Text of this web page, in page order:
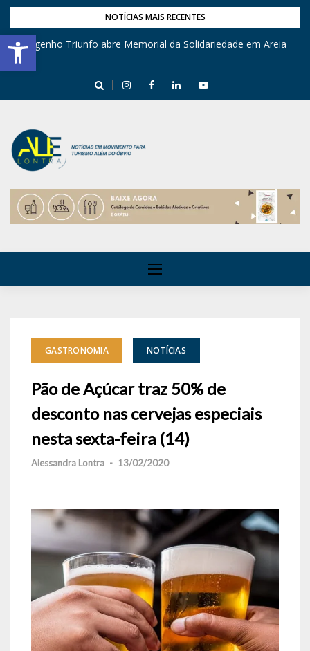
Barra de Ferramentas Aberta
NOTÍCIAS MAIS RECENTES
Engenho Triunfo abre Memorial da Solidariedade em Areia
GASTRONOMIA NOTÍCIAS
Pão de Açúcar traz 50% de
desconto nas cervejas especiais
nesta sexta-feira (14)
Alessandra Lontra - 13/02/2020